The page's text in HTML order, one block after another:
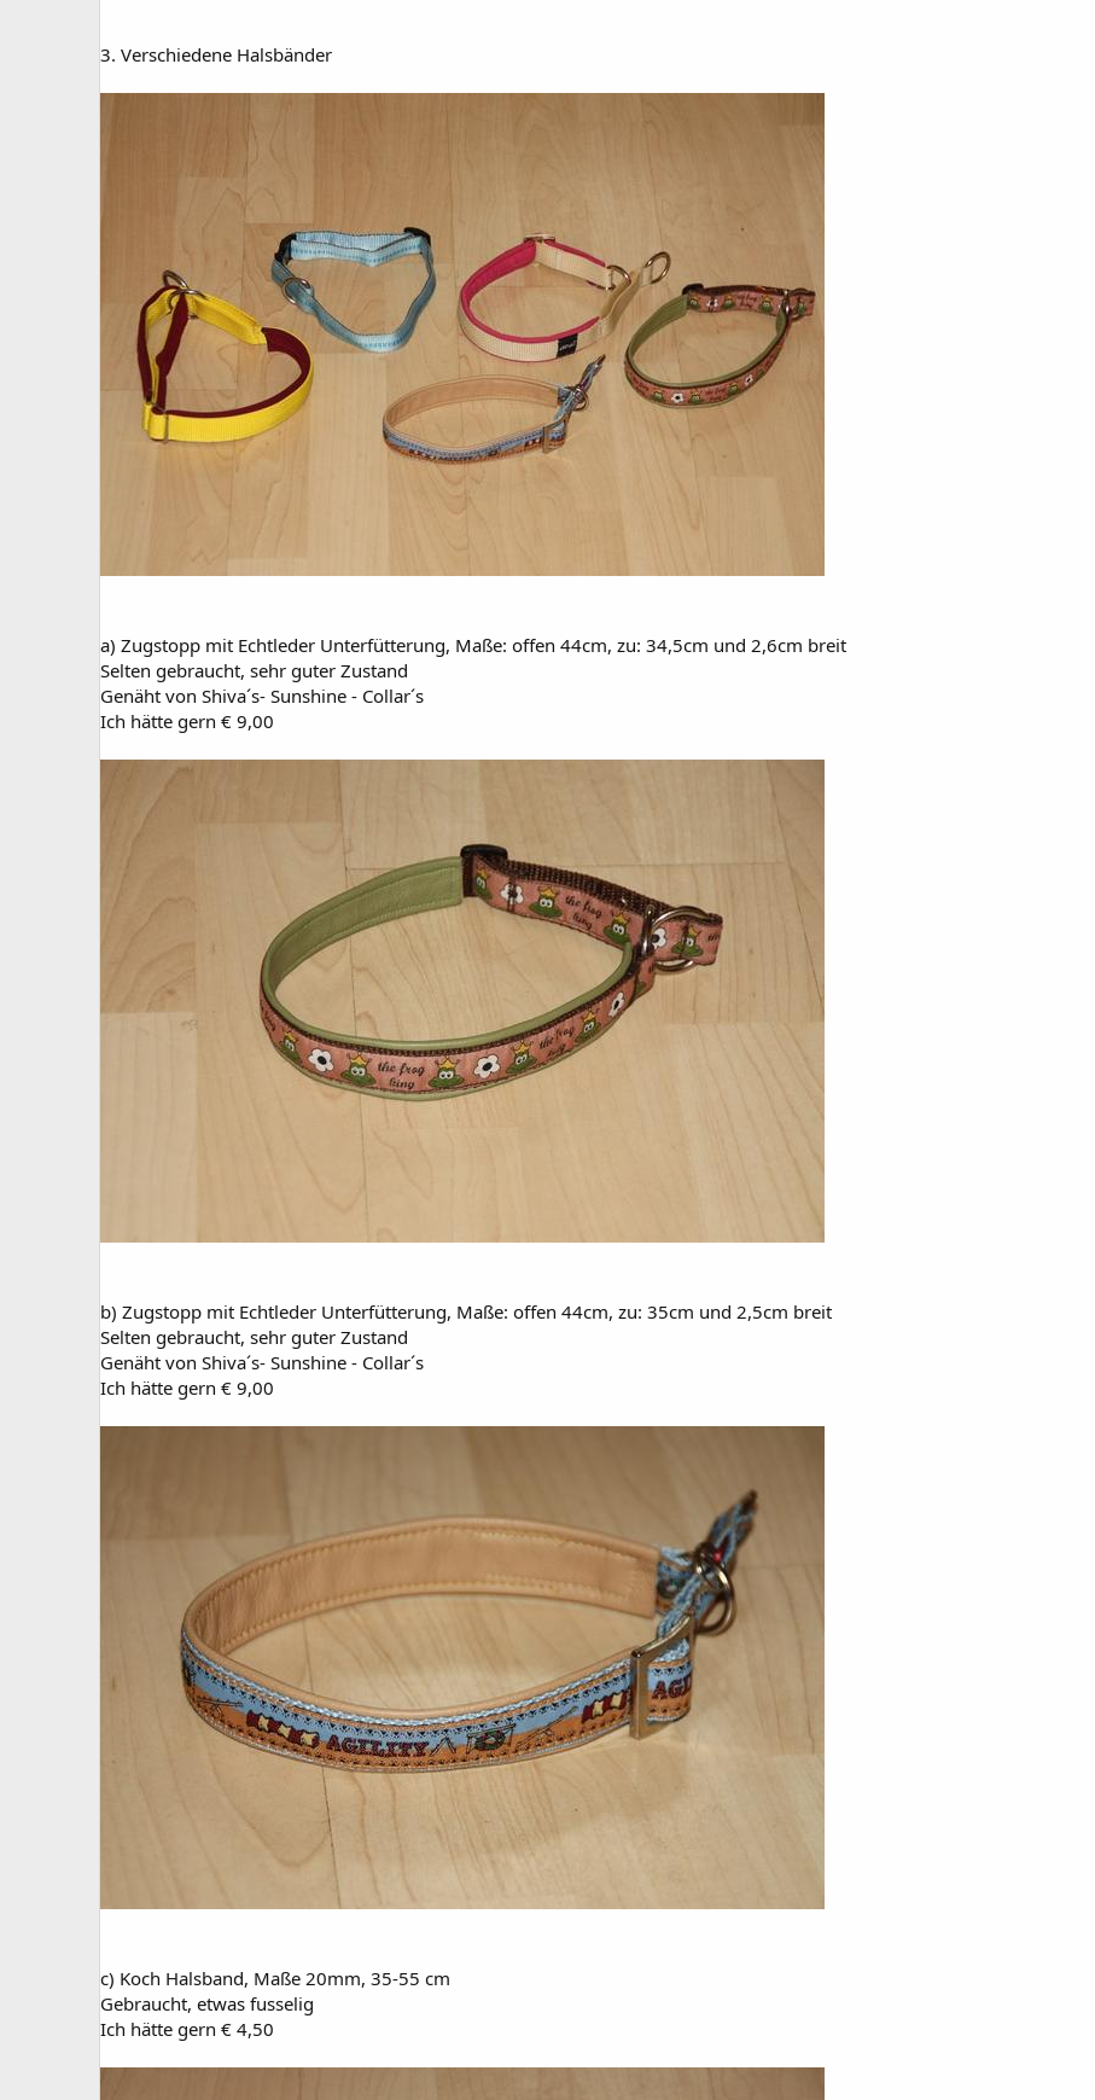
3. Verschiedene Halsbänder
a) Zugstopp mit Echtleder Unterfütterung, Maße: offen 44cm, zu: 34,5cm und 2,6cm breit
Selten gebraucht, sehr guter Zustand
Genäht von Shiva´s- Sunshine - Collar´s
Ich hätte gern € 9,00
b) Zugstopp mit Echtleder Unterfütterung, Maße: offen 44cm, zu: 35cm und 2,5cm breit
Selten gebraucht, sehr guter Zustand
Genäht von Shiva´s- Sunshine - Collar´s
Ich hätte gern € 9,00
c) Koch Halsband, Maße 20mm, 35-55 cm
Gebraucht, etwas fusselig
Ich hätte gern € 4,50